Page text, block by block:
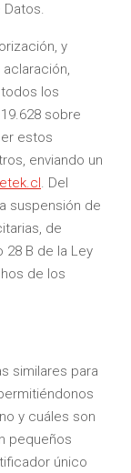
y
los
sobre
estos
enviando un
. Del
suspensión de
de
B de la Ley
de los
similares para
y cuáles son
pequeños
único